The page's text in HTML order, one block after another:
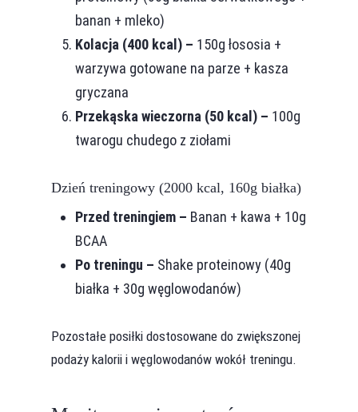
banan + mleko)
Kolacja (400 kcal) – 150g łososia +
warzywa gotowane na parze + kasza
gryczana
Przekąska wieczorna (50 kcal) – 100g
twarogu chudego z ziołami
Dzień treningowy (2000 kcal, 160g białka)
Przed treningiem – Banan + kawa + 10g
BCAA
Po treningu – Shake proteinowy (40g
białka + 30g węglowodanów)
Pozostałe posiłki dostosowane do zwiększonej
podaży kalorii i węglowodanów wokół treningu.